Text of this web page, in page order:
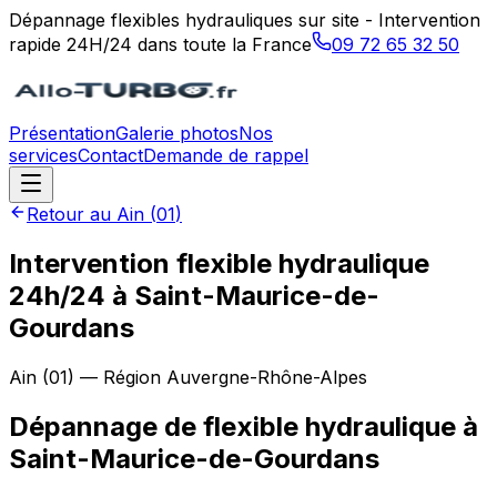
Dépannage flexibles hydrauliques sur site - Intervention
rapide 24H/24 dans toute la France
09 72 65 32 50
PrésentationGalerie photosNos
servicesContactDemande de rappel
Retour au Ain (01)
Intervention flexible hydraulique
24h/24 à Saint-Maurice-de-
Gourdans
Ain (01) — Région Auvergne-Rhône-Alpes
Dépannage de flexible hydraulique à
Saint-Maurice-de-Gourdans